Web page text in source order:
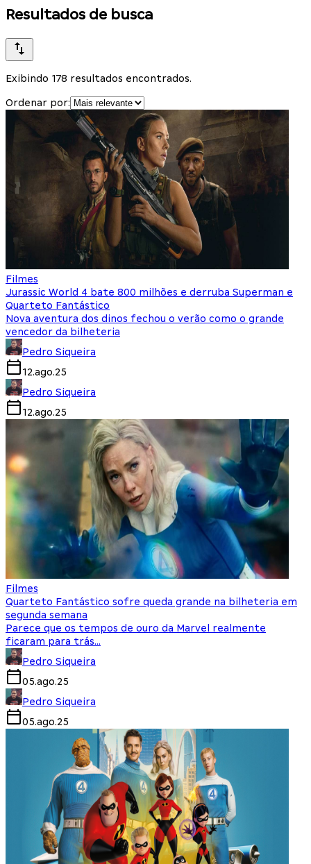
Resultados de busca
Exibindo 178 resultados encontrados.
Ordenar por:
Filmes
Jurassic World 4 bate 800 milhões e derruba Superman e
Quarteto Fantástico
Nova aventura dos dinos fechou o verão como o grande
vencedor da bilheteria
Pedro Siqueira
12.ago.25
Pedro Siqueira
12.ago.25
Filmes
Quarteto Fantástico sofre queda grande na bilheteria em
segunda semana
Parece que os tempos de ouro da Marvel realmente
ficaram para trás…
Pedro Siqueira
05.ago.25
Pedro Siqueira
05.ago.25